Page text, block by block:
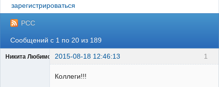
зарегистрироваться
РСС
Сообщений с 1 по 20 из 189
1
Никита Любимов 2015-08-18 12:46:13
Коллеги!!!